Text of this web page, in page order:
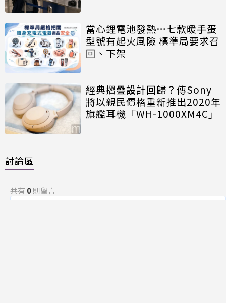
當心鋰電池發熱…七款暖手蛋
型號有起火風險 標準局要求召
回、下架
經典摺疊設計回歸？傳Sony
將以親民價格重新推出2020年
旗艦耳機「WH-1000XM4C」
討論區
共有 0則留言